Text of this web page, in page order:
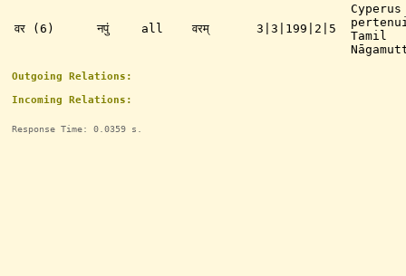
वर (6) नपुं all वरम् 3|3|199|2|5
Cyperus
Tamil
Outgoing Relations:
Incoming Relations:
Response Time: 0.0359 s.